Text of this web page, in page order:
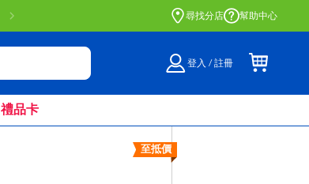
尋找分店 幫助中心
登入 / 註冊
禮品卡
至抵價